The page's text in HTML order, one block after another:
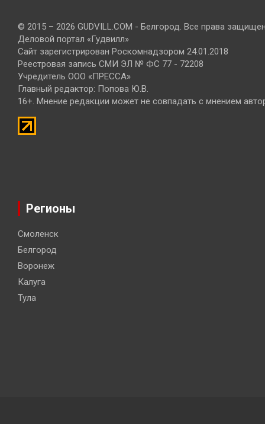
© 2015 – 2026 GUDVILL.COM - Белгород. Все права
Деловой портал «Гудвилл»
Сайт зарегистрирован Роскомнадзором 24.01.2018
Реестровая запись СМИ ЭЛ № ФС 77 - 72208
Учредитель ООО «ПРЕССА»
Главный редактор: Попова Ю.В.
16+. Мнение редакции может не совпадать с мнением
Регионы
Смоленск
Белгород
Воронеж
Калуга
Тула